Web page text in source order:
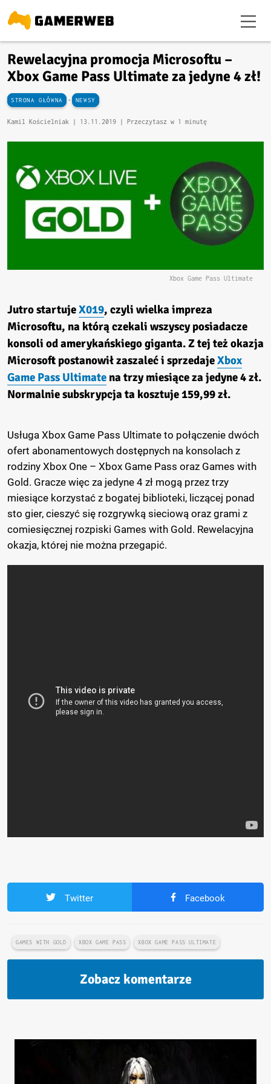
Rewelacyjna promocja Microsoftu –
Xbox Game Pass Ultimate za jedyne 4 zł!
STRONA GŁÓWNA - NEWSY
Kamil Kościelniak | 13.11.2019 | Przeczytasz w 1 minutę
Xbox Game Pass Ultimate
Jutro startujeX019, czyli wielka impreza
Microsoftu, na którą czekali wszyscy posiadacze
konsoli od amerykańskiego giganta. Z tej też okazja
Microsoft postanowił zaszaleć i sprzedajeXbox
Game Pass Ultimate na trzy miesiące za jedyne 4 zł.
Normalnie subskrypcja ta kosztuje 159,99 zł.
Usługa Xbox Game Pass Ultimate to połączenie dwóch
ofert abonamentowych dostępnych na konsolach z
rodziny Xbox One – Xbox Game Pass oraz Games with
Gold. Gracze więc za jedyne 4 zł mogą przez trzy
miesiące korzystać z bogatej biblioteki, liczącej ponad
sto gier, cieszyć się rozgrywką sieciową oraz grami z
comiesięcznej rozpiski Games with Gold. Rewelacyjna
okazja, której nie można przegapić.
Twitter Facebook
GAMES WITH GOLD XBOX GAME PASS XBOX GAME PASS ULTIMATE
Zobacz komentarze